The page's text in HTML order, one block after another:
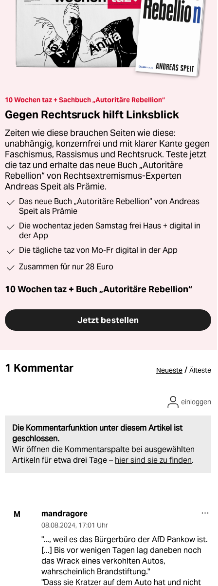
10 Wochen taz + Sachbuch „Autoritäre Rebellion“
Gegen Rechtsruck hilft Linksblick
Zeiten wie diese brauchen Seiten wie diese:
unabhängig, konzernfrei und mit klarer Kante gegen
Faschismus, Rassismus und Rechtsruck. Teste jetzt
die taz und erhalte das neue Buch „Autoritäre
Rebellion“ von Rechtsextremismus-Experten
Andreas Speit als Prämie.
Das neue Buch „Autoritäre Rebellion“ von Andreas
Speit als Prämie
Die wochentaz jeden Samstag frei Haus + digital in
der App
Die tägliche taz von Mo-Fr digital in der App
Zusammen für nur 28 Euro
10 Wochen taz + Buch „Autoritäre Rebellion“
Jetzt bestellen
1 Kommentar Neueste / Älteste
Die Kommentarfunktion unter diesem Artikel ist
geschlossen.
Wir öffnen die Kommentarspalte bei ausgewählten
Artikeln für etwa drei Tage – hier sind sie zu finden.
einloggen
M mandragore
08.08.2024, 17:01 Uhr
"..., weil es das Bürgerbüro der AfD Pankow ist.
[...] Bis vor wenigen Tagen lag daneben noch
das Wrack eines verkohlten Autos,
wahrscheinlich Brandstiftung."
"Dass sie Kratzer auf dem Auto hat und nicht